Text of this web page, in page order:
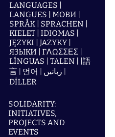
LANGUAGES |
LANGUES | МОВИ |
SPRÅK | SPRACHEN |
KIELET | IDIOMAS |
JĘZYKI | JAZYKY |
ЯЗЫКИ | ΓΛΩΣΣΕΣ |
LÍNGUAS | TALEN | |語
言 | 언어 | زبانیں |
DİLLER
SOLIDARITY:
INITIATIVES,
PROJECTS AND
EVENTS